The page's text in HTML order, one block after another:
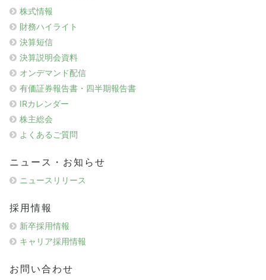
株式情報
財務ハイライト
決算短信
決算説明会資料
オンデマンド配信
有価証券報告書・四半期報告書
IRカレンダー
株主総会
よくあるご質問
ニュース・お知らせ
ニュースリリース
採用情報
新卒採用情報
キャリア採用情報
お問い合わせ